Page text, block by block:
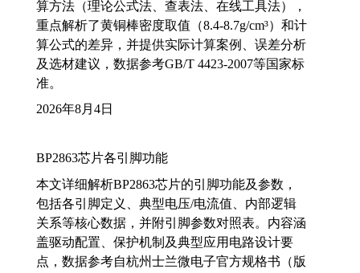
算方法（理论公式法、查表法、在线工具法），
重点解析了黄铜棒密度取值（8.4-8.7g/cm³）和计
算公式的差异，并提供实际计算案例、误差分析
及选材建议，数据参考GB/T 4423-2007等国家标
准。
2026年8月4日
BP2863芯片各引脚功能
本文详细解析BP2863芯片的引脚功能及参数，
包括各引脚定义、典型电压/电流值、内部逻辑
关系等核心数据，并附引脚参数对照表。内容涵
盖驱动配置、保护机制及典型应用电路设计要
点，数据参考自杭州士兰微电子官方规格书（版